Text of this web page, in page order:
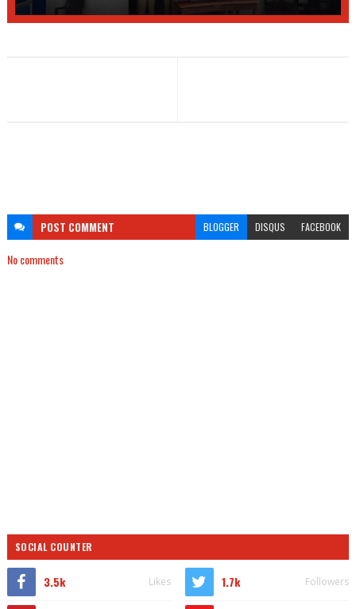
POST COMMENT BLOGGER DISQUS FACEBOOK
No comments
SOCIAL COUNTER
3.5k Likes 1.7k Followers